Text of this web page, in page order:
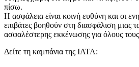
πίσω.
Η ασφάλεια είναι κοινή ευθύνη και οι
επιβάτες βοηθούν στη διασφάλιση μιας
ασφαλέστερης εκκένωσης για όλους τους
Δείτε τη καμπάνια της ΙΑΤΑ: